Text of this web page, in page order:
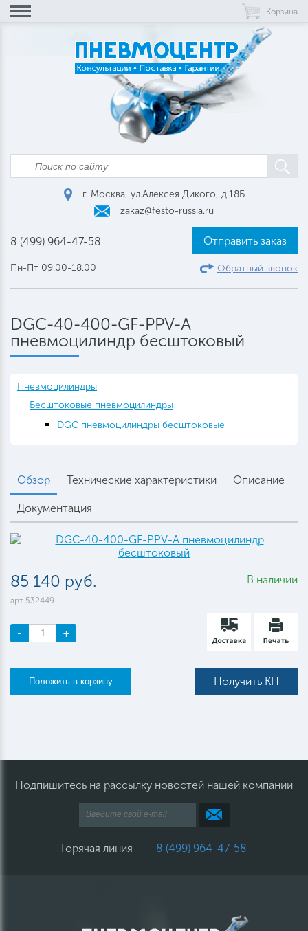
Корзина
г. Москва, ул.Алексея Дикого, д.18Б
zakaz@festo-russia.ru
8 (499) 964-47-58
Пн-Пт 09.00-18.00
Отправить заказ
Обратный звонок
DGC-40-400-GF-PPV-A
пневмоцилиндр бесштоковый
Пневмоцилиндры
Бесштоковые пневмоцилиндры
DGC пневмоцилиндры бесштоковые
Обзор Технические характеристики Описание
Документация
85 140 руб.
арт.532449
В наличии
- +
Получить КП
Подпишитесь на рассылку новостей нашей компании
Горячая линия 8 (499) 964-47-58